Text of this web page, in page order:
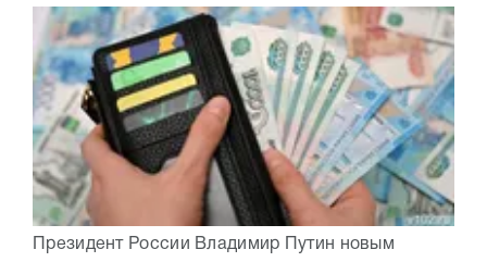
Президент России Владимир Путин новым